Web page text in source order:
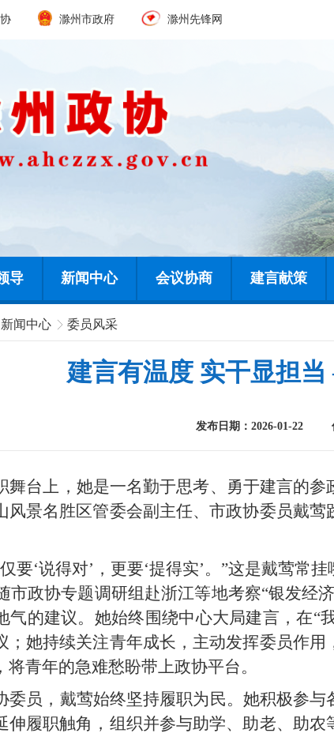
滁州市政府 滁州先锋网
导 新闻中心 会议协商 建言献策
新闻中心 委员风采
建言有温度 实干显担
发布日期：2026-01-
舞台上，她是一名勤于思考、勇于建言的
风景名胜区管委会副主任、市政协委员戴
要‘说得对’，更要‘提得实’。”这是戴莺
市政协专题调研组赴浙江等地考察“银发
气的建议。她始终围绕中心大局建言，在“
；她持续关注青年成长，主动发挥委员作
青年的急难愁盼带上政协平台。
委员，戴莺始终坚持履职为民。她积极参
伸履职触角，组织并参与助学、助老、助